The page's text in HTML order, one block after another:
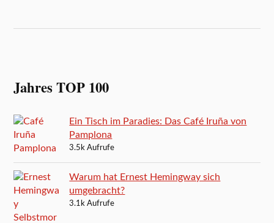
Jahres TOP 100
Ein Tisch im Paradies: Das Café Iruña von
Pamplona
3.5k Aufrufe
Warum hat Ernest Hemingway sich
umgebracht?
3.1k Aufrufe